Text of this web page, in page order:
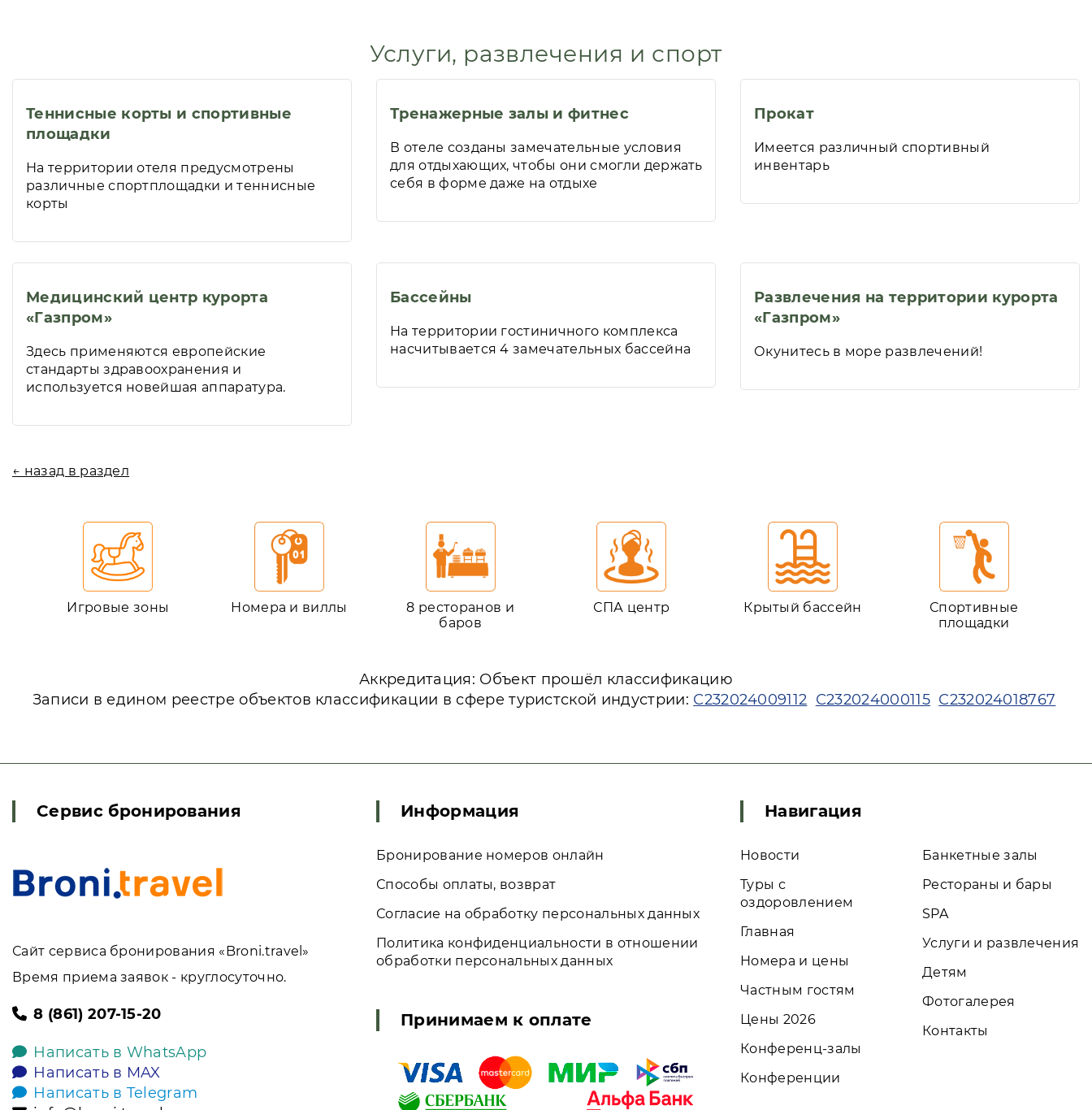
Услуги, развлечения и спорт
Теннисные корты и спортивные
площадки
На территории отеля предусмотрены
различные спортплощадки и теннисные
корты
Тренажерные залы и фитнес
В отеле созданы замечательные условия
для отдыхающих, чтобы они смогли держать
себя в форме даже на отдыхе
Прокат
Имеется различный спортивный
инвентарь
Медицинский центр курорта
«Газпром»
Здесь применяются европейские
стандарты здравоохранения и
используется новейшая аппаратура.
Бассейны
На территории гостиничного комплекса
насчитывается 4 замечательных бассейна
Развлечения на территории курорта
«Газпром»
Окунитесь в море развлечений!
← назад в раздел
Игровые зоны Номера и виллы
8 ресторанов и
баров
СПА центр Крытый бассейн
Спортивные
площадки
Аккредитация: Объект прошёл классификацию
Записи в едином реестре объектов классификации в сфере туристской индустрии: С232024009112 С232024000115 С232024018767
Сервис бронирования
Сайт сервиса бронирования «Broni.travel»
Время приема заявок - круглосуточно.
8 (861) 207-15-20
Написать в WhatsApp
Написать в MAX
Написать в Telegram
Информация
Бронирование номеров онлайн
Способы оплаты, возврат
Согласие на обработку персональных данных
Политика конфиденциальности в отношении
обработки персональных данных
Принимаем к оплате
Навигация
Новости
Туры с
оздоровлением
Главная
Номера и цены
Частным гостям
Цены 2026
Конференц-залы
Конференции
Банкетные залы
Рестораны и бары
SPA
Услуги и развлечения
Детям
Фотогалерея
Контакты